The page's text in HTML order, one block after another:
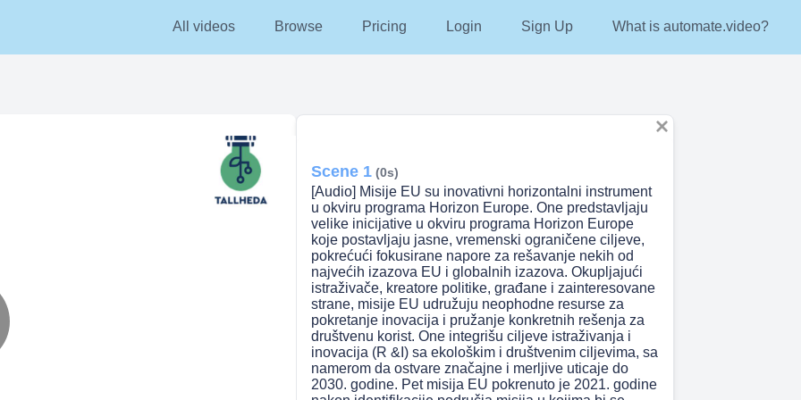
All videos Browse Pricing Login Sign Up What is automate.video?
Scene 1 (0s)
[Audio] Misije EU su inovativni horizontalni instrument
u okviru programa Horizon Europe. One predstavljaju
velike inicijative u okviru programa Horizon Europe
koje postavljaju jasne, vremenski ograničene ciljeve,
pokrećući fokusirane napore za rešavanje nekih od
najvećih izazova EU i globalnih izazova. Okupljajući
istraživače, kreatore politike, građane i zainteresovane
strane, misije EU udružuju neophodne resurse za
pokretanje inovacija i pružanje konkretnih rešenja za
društvenu korist. One integrišu ciljeve istraživanja i
inovacija (R &I) sa ekološkim i društvenim ciljevima, sa
namerom da ostvare značajne i merljive uticaje do
2030. godine. Pet misija EU pokrenuto je 2021. godine